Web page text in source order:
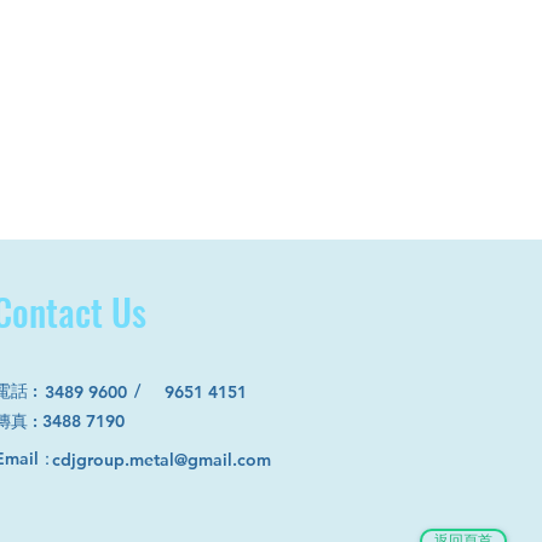
9651 4151
話 : /
：cdjgroup.metal@gmail.com
Us
3489 9600
真 : 3488 7190